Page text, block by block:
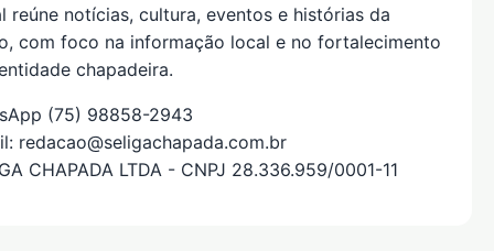
reúne notícias, cultura, eventos e histórias da
com foco na informação local e no fortalecimento
chapadeira.
(75) 98858-2943
redacao@seligachapada.com.br
CHAPADA LTDA - CNPJ 28.336.959/0001-11